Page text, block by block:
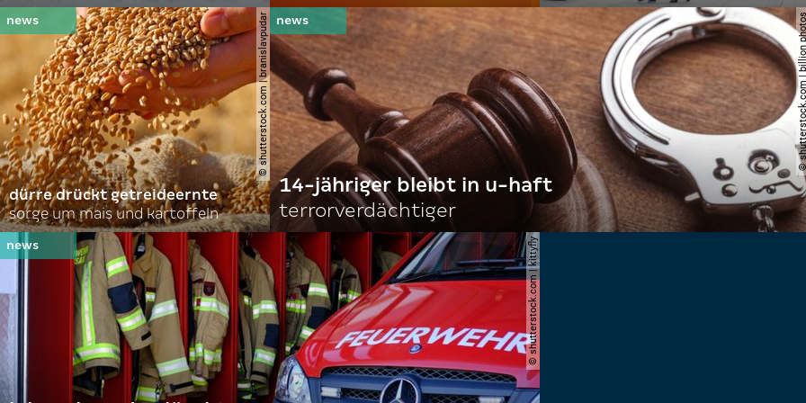
© shutterstock.com | branislavpudar
dürre drückt getreideernte
sorge um mais und kartoffeln
©
14-jähriger bleibt in u-haft
terrorverdächtiger
© shutterstock.com | kittyfly